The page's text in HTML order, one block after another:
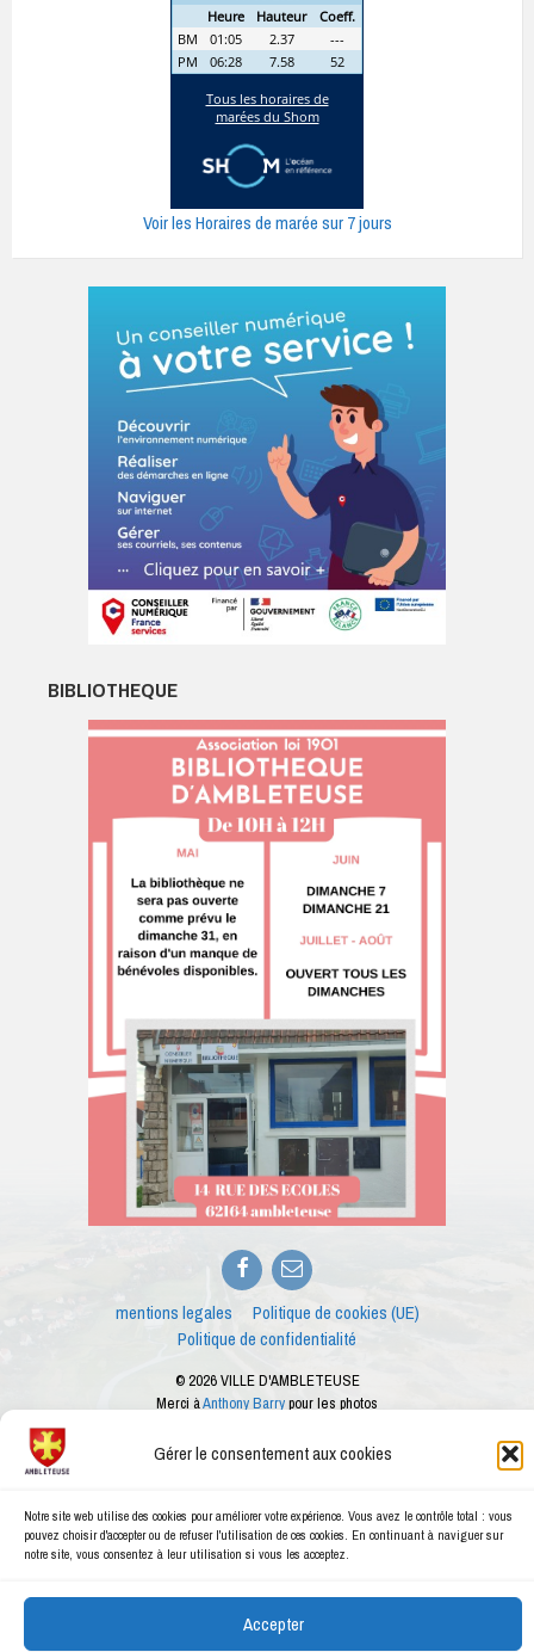
Gérer le consentement aux cookies
Notre site web utilise des cookies pour améliorer votre expérience. Vous avez le contrôle total : vous
pouvez choisir d'accepter ou de refuser l'utilisation de ces cookies. En continuant à naviguer sur
notre site, vous consentez à leur utilisation si vous les acceptez.
Accepter
Voir les Horaires de marée sur 7 jours
BIBLIOTHEQUE
Facebook
E-
mail
mentions legales
Politique de cookies (UE)
Politique de confidentialité
© 2026 VILLE D'AMBLETEUSE
Merci àAnthony Barrypour les photos
Ce site internet est créé dans le cadre des ateliers numériques proposés par le
conseiller numérique de la ville d'Ambleteuse